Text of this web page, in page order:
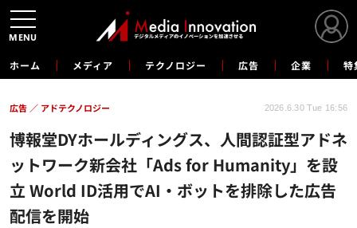
ホーム メディア テクノロジー 広告 企業 特
博報堂DYホールディングス、人間認証型アドネ
ットワーク新会社「Ads for Humanity」を設
立 World ID活用でAI・ボットを排除した広告
配信を開始
広告 アドテクノロジー 2026.6.30 Tue 16:56
MENU